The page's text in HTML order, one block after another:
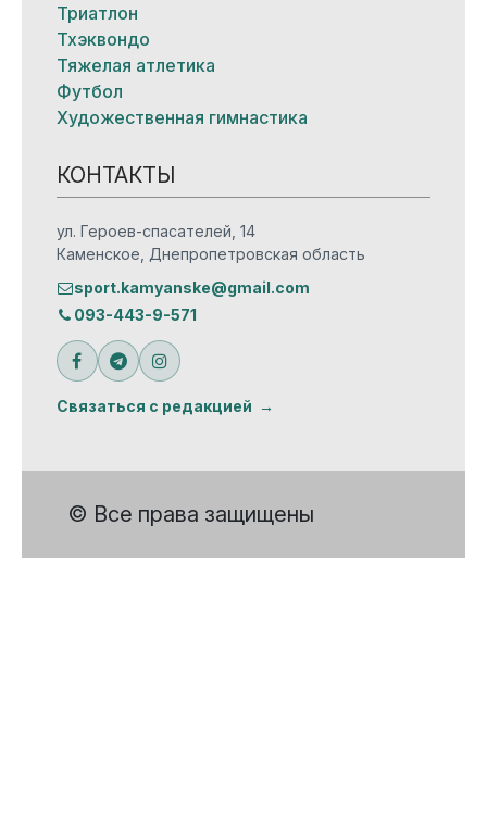
Триатлон
Тхэквондо
Тяжелая атлетика
Футбол
Художественная гимнастика
КОНТАКТЫ
ул. Героев-спасателей, 14
Каменское, Днепропетровская область
sport.kamyanske@gmail.com
093-443-9-571
Связаться с редакцией
© Все права защищены